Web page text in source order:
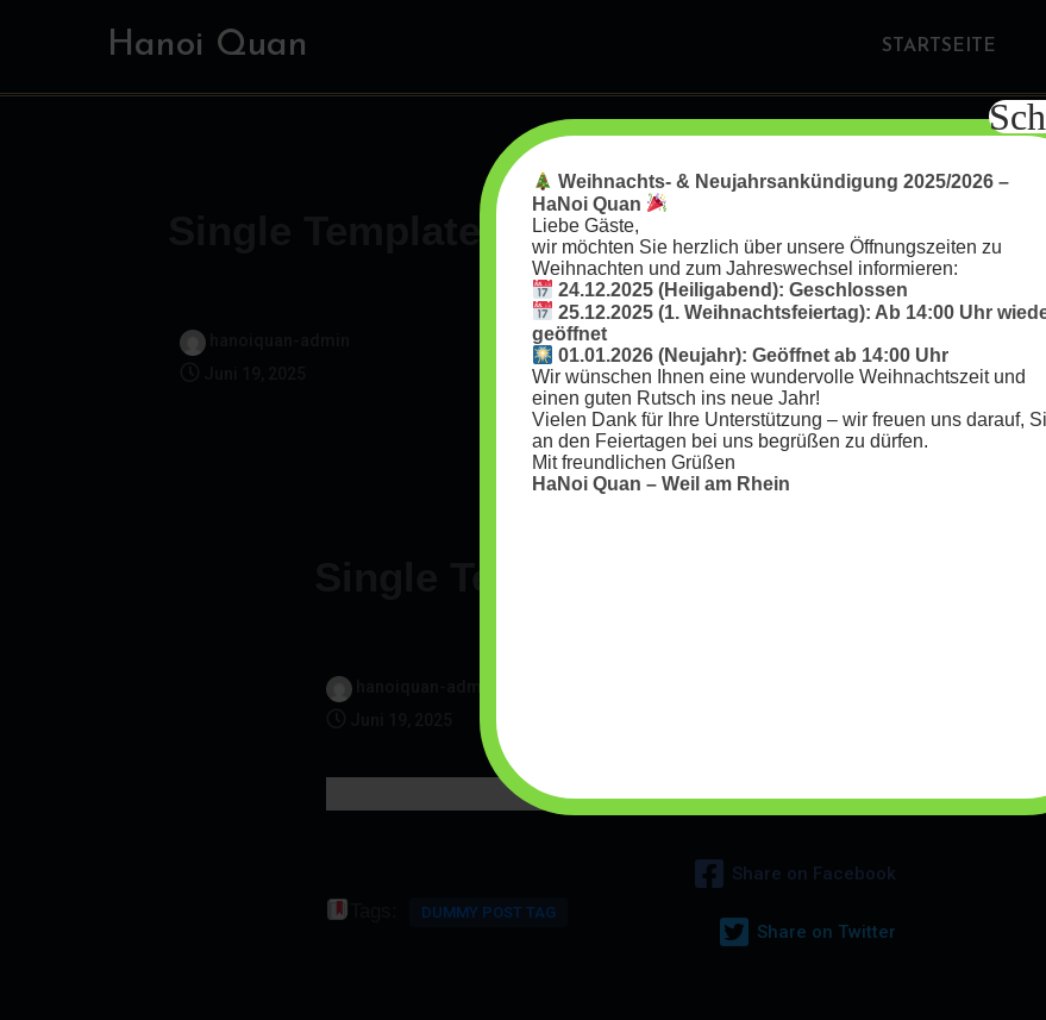
Hanoi Quan STARTSEITE
Dummy Category
Post Content Holder
DUMMY POST TAG
Share on Facebook
Share on Twitter
Weihnachts- & Neujahrsankündigung 2025/2026 –
HaNoi Quan
Liebe Gäste,
wir möchten Sie herzlich über unsere Öffnungszeiten zu
Weihnachten und zum Jahreswechsel informieren:
24.12.2025 (Heiligabend): Geschlossen
25.12.2025 (1. Weihnachtsfeiertag): Ab 14:00 Uhr
geöffnet
01.01.2026 (Neujahr): Geöffnet ab 14:00 Uhr
Wir wünschen Ihnen eine wundervolle Weihnachtszeit und
einen guten Rutsch ins neue Jahr!
Vielen Dank für Ihre Unterstützung – wir freuen uns darauf,
an den Feiertagen bei uns begrüßen zu dürfen.
Mit freundlichen Grüßen
HaNoi Quan – Weil am Rhein